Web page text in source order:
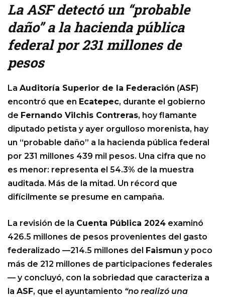
La ASF detectó un “probable
daño” a la hacienda pública
federal por 231 millones de
pesos
La Auditoría Superior de la Federación (ASF)
encontró que en Ecatepec, durante el gobierno
de Fernando Vilchis Contreras, hoy flamante
diputado petista y ayer orgulloso morenista, hay
un “probable daño” a la hacienda pública federal
por 231 millones 439 mil pesos. Una cifra que no
es menor: representa el 54.3% de la muestra
auditada. Más de la mitad. Un récord que
difícilmente se presume en campaña.
La revisión de la Cuenta Pública 2024 examinó
426.5 millones de pesos provenientes del gasto
federalizado —214.5 millones del Faismun y poco
más de 212 millones de participaciones federales
— y concluyó, con la sobriedad que caracteriza a
la ASF, que el ayuntamiento “no realizó una